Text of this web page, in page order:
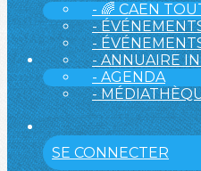
- 🌈 CAEN
-
-
- ANNUAIRE
- AGENDA
-
SE CONNECTER